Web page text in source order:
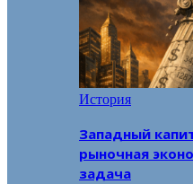
История
Западный
рыночная
задача